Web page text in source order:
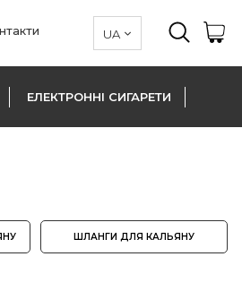
ЕЛЕКТРОННІ СИГАРЕТИ
ШЛАНГИ ДЛЯ КАЛЬЯНУ